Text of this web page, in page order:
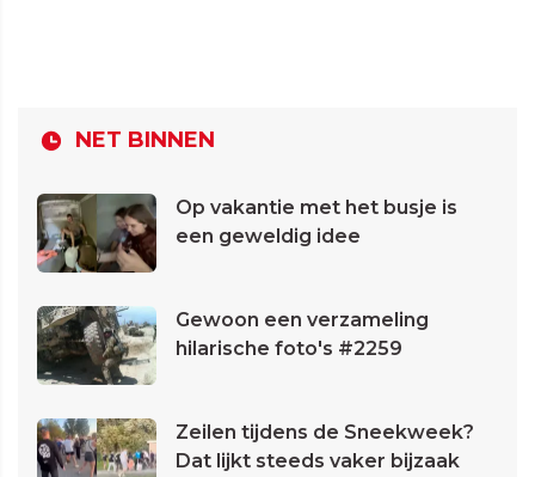
NET BINNEN
Op vakantie met het busje is
een geweldig idee
Gewoon een verzameling
hilarische foto's #2259
Zeilen tijdens de Sneekweek?
Dat lijkt steeds vaker bijzaak